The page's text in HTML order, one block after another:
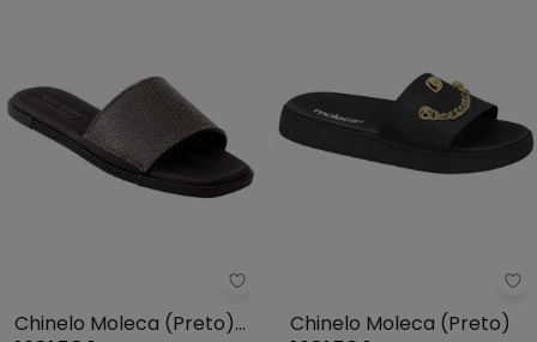
Moleca - Chinelo Moleca
Chinelo Moleca (Preto)
Chinelo Moleca (Preto)